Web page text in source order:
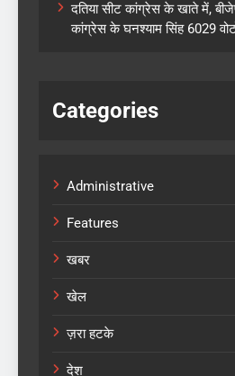
दतिया सीट कांग्रेस के खाते में,
कांग्रेस के घनश्याम सिंह 6029
Categories
Administrative
Features
खबर
खेल
ज़रा हटके
देश